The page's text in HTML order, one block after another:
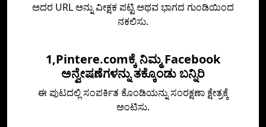
ಅದರ URL ಅನ್ನು ವೀಕ್ಷಕ ಪಟ್ಟಿ ಅಥವ ಭಾಗದ ಗುಂಡಿಯಿಂದ
ನಕಲಿಸು.
1,Pintere.comಕ್ಕೆ ನಿಮ್ಮ Facebook
ಅನ್ವೇಷಣೆಗಳನ್ನು ತಕ್ಕೊಂಡು ಬನ್ನಿರಿ
ಈ ಪುಟದಲ್ಲಿ ಸಂಪರ್ಕಿತ ಕೊಂಡಿಯನ್ನು ಸಂರಕ್ಷಣಾ ಕ್ಷೇತ್ರಕ್ಕೆ
ಅಂಟಿಸು.